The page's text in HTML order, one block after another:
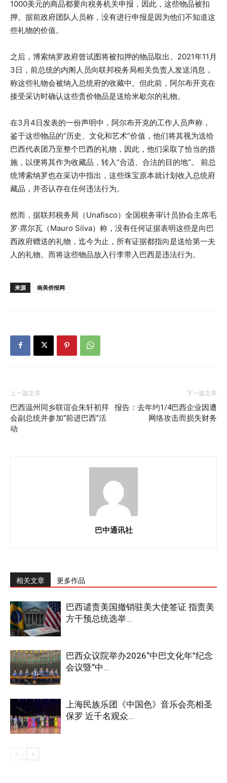
1000美元的商品都要向税务机关申报，因此，这些物品被扣
押。据前政府团队人员称，没有进行申报是因为他们不知道这
些礼物的价值。
之后，博索纳罗政府曾试图将被扣押的物品取出。2021年11月
3日，前总统的内阁人员向联邦税务局相关负责人发送消息，
称这些礼物会被纳入总统府的收藏中。但此前，阿尔布开克在
接受采访时确认这些贵价物品是送给米歇尔的礼物。
在3月4日发表的一份声明中，阿尔布开克的工作人员声称，
鉴于这些物品的“历史、文化和艺术”价值，他们将其视为送给
巴西代表团乃至整个巴西的礼物，因此，他们采取了恰当的措
施，以便将其作为收藏品，转入“合适、合法的目的地”。 前总
统博索纳罗也在采访中指出，这些珠宝原本就计划收入总统府
藏品，并否认存在任何违法行为。
然而，据联邦税务局（Unafisco）全国税务审计员协会主席毛
罗·席尔瓦（Mauro Silva）称，没有任何证据表明这些是向巴
西政府赠送的礼物，迄今为止，所有证据都指向是送给第一夫
人的礼物。而将这些物品放入行李带入巴西是违法行为。
来源 南美侨报网
上一篇文章
巴西温州同乡联谊会朱轩初拜
会副总统并参加“前进巴西”活
动
下一篇文章
报告：去年约1/4巴西企业因遭
网络攻击而损失财务
巴中通讯社
相关文章 更多作品
巴西谴责美国撤销驻美大使签证 指责美
方干预总统选举...
巴西众议院举办2026“中巴文化年”纪念
会议暨“中...
上海民族乐团《中国色》音乐会亮相圣
保罗 近千名观众...